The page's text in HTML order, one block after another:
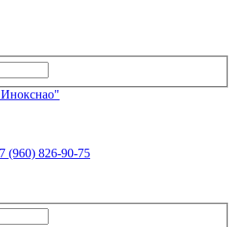
(960) 826-90-75